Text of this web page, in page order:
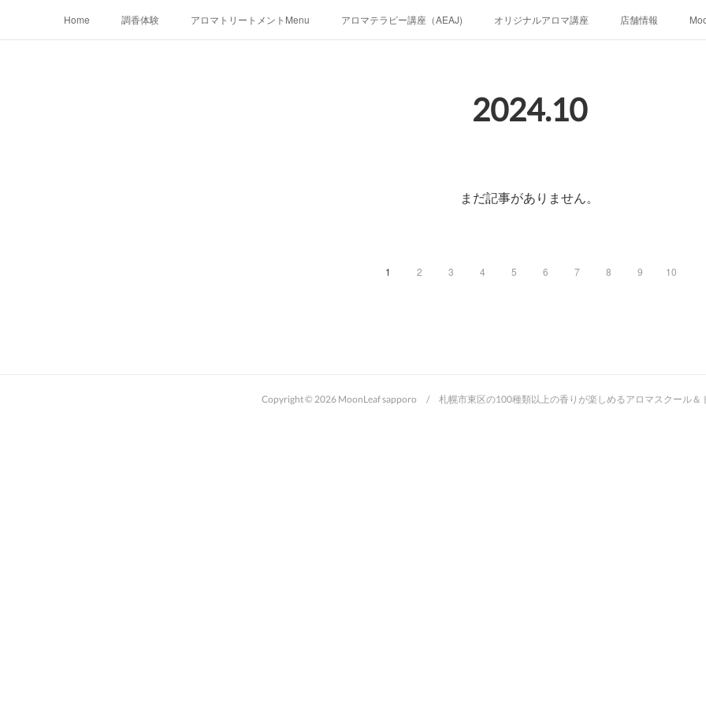
Home 調香体験 アロマトリートメントMenu アロマテラピー講座（AEAJ) オリジナルアロマ講座 店舗情報
2024.10
まだ記事がありません。
1 2 3 4 5 6 7 8 9 10
Copyright © 2026 MoonLeaf sapporo / 札幌市東区の100種類以上の香りが楽しめるアロマスクール＆